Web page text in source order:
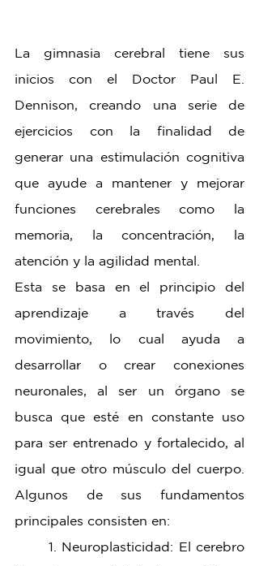
La gimnasia cerebral tiene sus
inicios con el Doctor Paul E.
Dennison, creando una serie de
ejercicios con la finalidad de
generar una estimulación cognitiva
que ayude a mantener y mejorar
funciones cerebrales como la
memoria, la concentración, la
atención y la agilidad mental.
Esta se basa en el principio del
aprendizaje a través del
movimiento, lo cual ayuda a
desarrollar o crear conexiones
neuronales, al ser un órgano se
busca que esté en constante uso
para ser entrenado y fortalecido, al
igual que otro músculo del cuerpo.
Algunos de sus fundamentos
principales consisten en: